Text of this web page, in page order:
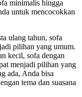
minimalis hingga
untuk mencocokkan
ulang tahun, sofa
pilihan yang umum.
kecil, sofa dengan
menjadi pilihan yang
ada, Anda bisa
tema dan suasana